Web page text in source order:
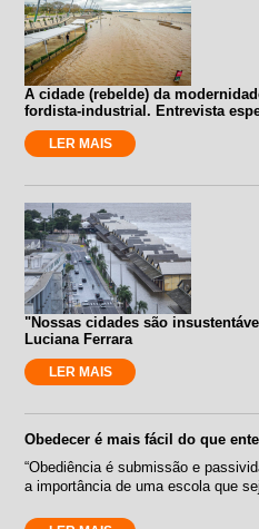
A cidade (rebelde) da
fordista-industrial. Entrevista
LER MAIS
"Nossas cidades são
Luciana Ferrara
LER MAIS
Obedecer é mais fácil do que
“Obediência é submissão e
a importância de uma escola que